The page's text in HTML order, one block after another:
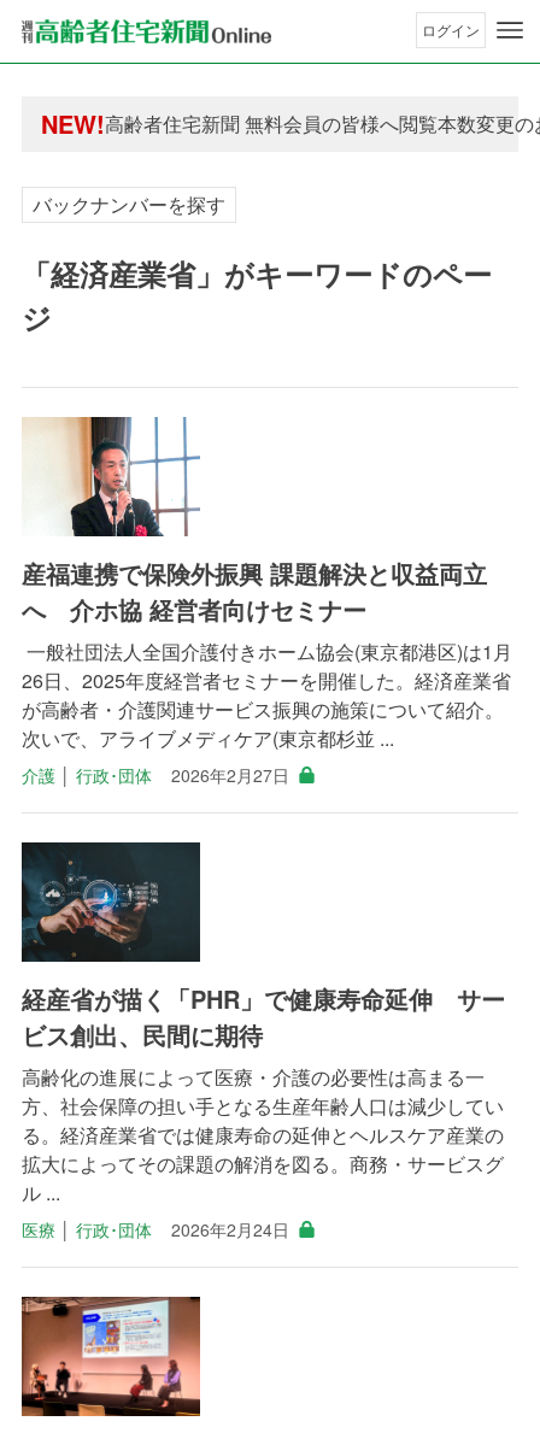
ログイン
NEW!
年間購読制度変更のお知らせ
年間購読制度変更のお知らせ
バックナンバーを探す
「経済産業省」がキーワードのペー
ジ
産福連携で保険外振興 課題解決と収益両立
へ 介ホ協 経営者向けセミナー
一般社団法人全国介護付きホーム協会(東京都港区)は1月
26日、2025年度経営者セミナーを開催した。経済産業省
が高齢者・介護関連サービス振興の施策について紹介。
次いで、アライブメディケア(東京都杉並 ...
介護│ 行政･団体 2026年2月27日
経産省が描く「PHR」で健康寿命延伸 サー
ビス創出、民間に期待
高齢化の進展によって医療・介護の必要性は高まる一
方、社会保障の担い手となる生産年齢人口は減少してい
る。経済産業省では健康寿命の延伸とヘルスケア産業の
拡大によってその課題の解消を図る。商務・サービスグ
ル ...
医療 │ 行政･団体 2026年2月24日